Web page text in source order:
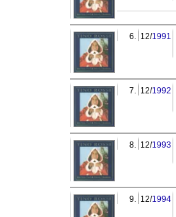
6. 12/1991
7. 12/1992
8. 12/1993
9. 12/1994